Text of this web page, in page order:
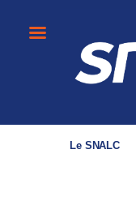
Le SNALC